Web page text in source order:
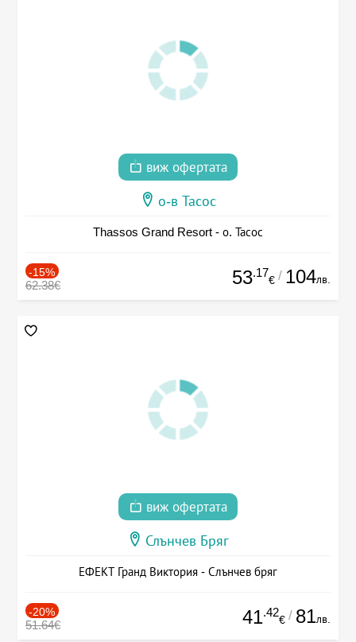
виж офертата
о-в Тасос
Thassos Grand Resort - о. Тасос
-15%
62.38€ 53.17
€ / 104лв.
виж офертата
Слънчев Бряг
ЕФЕКТ Гранд Виктория - Слънчев бряг
-20%
51.64€ 41.42
€ / 81лв.